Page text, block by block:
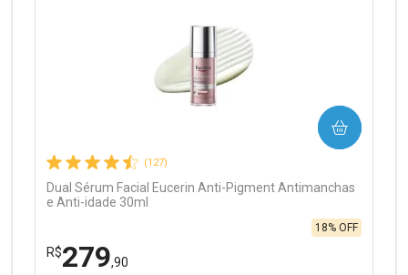
(127)
Dual Sérum Facial Eucerin Anti-Pigment Antimanchas
e Anti-idade 30ml
R$279,90
18% OFF
COMPRAR